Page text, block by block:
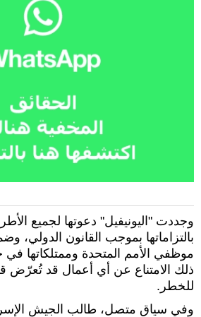
وجددت "اليونيفيل" دعوتها لجميع
بالتزاماتها بموجب القانون الدولي،
موظفي الأمم المتحدة وممتلكاتها في
ذلك الامتناع عن أي أعمال قد تُعرّض
للخطر.
وفي سياق متصل، طالب الجيش